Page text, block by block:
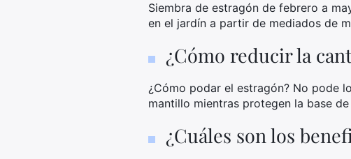
Siembra de estragón de febrero a
en el jardín a partir de mediados de
¿Cómo reducir la
¿Cómo podar el estragón? No pode
mantillo mientras protegen la base
¿Cuáles son los